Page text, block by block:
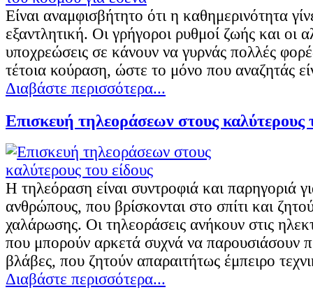
Είναι αναμφισβήτητο ότι η καθημερινότητα
εξαντλητική. Οι γρήγοροι ρυθμοί ζωής και οι
υποχρεώσεις σε κάνουν να γυρνάς πολλές
τέτοια κούραση, ώστε το μόνο που αναζητάς
Διαβάστε περισσότερα...
Επισκευή τηλεοράσεων στους καλύτερους
Η τηλεόραση είναι συντροφιά και παρηγοριά
ανθρώπους, που βρίσκονται στο σπίτι και
χαλάρωσης. Οι τηλεοράσεις ανήκουν στις
που μπορούν αρκετά συχνά να παρουσιάσουν
βλάβες, που ζητούν απαραιτήτως έμπειρο
Διαβάστε περισσότερα...